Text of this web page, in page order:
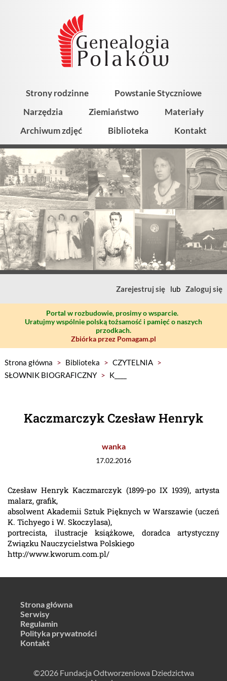
Strony rodzinne
Powstanie Styczniowe
Narzędzia
Ziemiaństwo
Materiały
Archiwum zdjęć
Biblioteka Kontakt
Zarejestruj się lub Zaloguj się
Portal w rozbudowie, prosimy o wsparcie.
Uratujmy wspólnie polską tożsamość i pamięć o naszych
przodkach.
Zbiórka przez Pomagam.pl
Strona główna > Biblioteka > CZYTELNIA >
SŁOWNIK BIOGRAFICZNY > K____
Kaczmarczyk Czesław Henryk
wanka
17.02.2016
Czesław Henryk Kaczmarczyk (1899-po IX 1939), artysta
malarz, grafik,
absolwent Akademii Sztuk Pięknych w Warszawie (uczeń
K. Tichyego i W. Skoczylasa),
portrecista, ilustracje książkowe, doradca artystyczny
Związku Nauczycielstwa Polskiego
http://www.kworum.com.pl/
Strona główna
Serwisy
Regulamin
Polityka prywatności
Kontakt
©2026 Fundacja Odtworzeniowa Dziedzictwa